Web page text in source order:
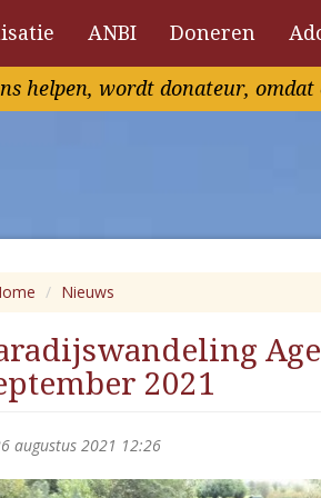
ANBI Doneren
helpen, wordt donateur, omdat
Nieuws
2021
augustus 2021 12:26